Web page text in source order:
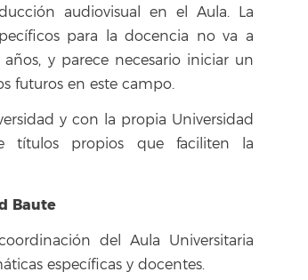
audiovisual en el Aula. La
para la docencia no va a
y parece necesario iniciar un
futuros en este campo.
y con la propia Universidad
títulos propios que faciliten la
Baute
del Aula Universitaria
específicas y docentes.